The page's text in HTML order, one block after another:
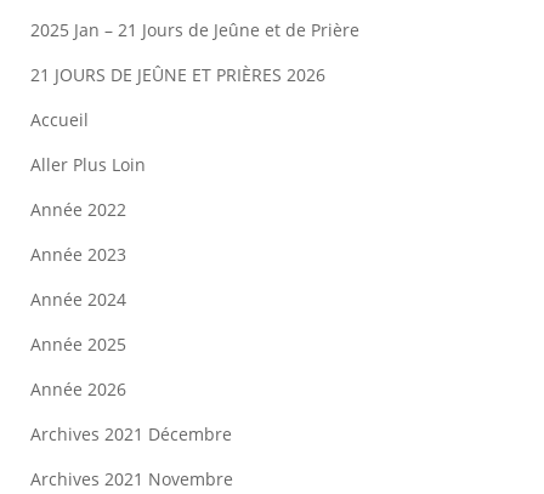
2025 Jan – 21 Jours de Jeûne et de Prière
21 JOURS DE JEÛNE ET PRIÈRES 2026
Accueil
Aller Plus Loin
Année 2022
Année 2023
Année 2024
Année 2025
Année 2026
Archives 2021 Décembre
Archives 2021 Novembre